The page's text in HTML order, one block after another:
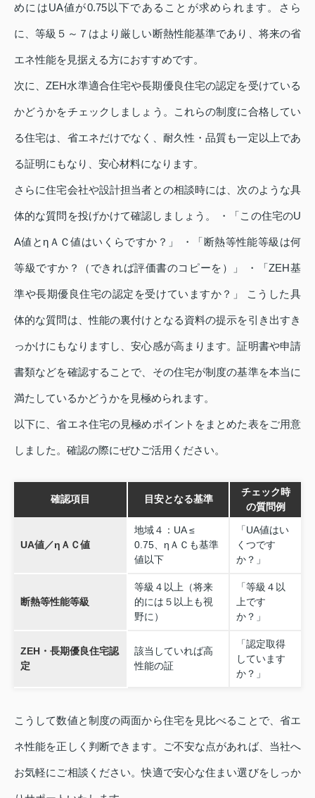
めにはUA値が0.75以下であることが求められます。さら
に、等級５～７はより厳しい断熱性能基準であり、将来の省
エネ性能を見据える方におすすめです。
次に、ZEH水準適合住宅や長期優良住宅の認定を受けている
かどうかをチェックしましょう。これらの制度に合格してい
る住宅は、省エネだけでなく、耐久性・品質も一定以上であ
る証明にもなり、安心材料になります。
さらに住宅会社や設計担当者との相談時には、次のような具
体的な質問を投げかけて確認しましょう。 ・「この住宅のU
A値とηＡＣ値はいくらですか？」 ・「断熱等性能等級は何
等級ですか？（できれば評価書のコピーを）」 ・「ZEH基
準や長期優良住宅の認定を受けていますか？」 こうした具
体的な質問は、性能の裏付けとなる資料の提示を引き出すき
っかけにもなりますし、安心感が高まります。証明書や申請
書類などを確認することで、その住宅が制度の基準を本当に
満たしているかどうかを見極められます。
以下に、省エネ住宅の見極めポイントをまとめた表をご用意
しました。確認の際にぜひご活用ください。
確認項目 目安となる基準
チェック時
の質問例
UA値／ηＡＣ値
地域４：UA ≤
0.75、ηＡＣも基準
値以下
「UA値はい
くつです
か？」
断熱等性能等級
等級４以上（将来
的には５以上も視
野に）
「等級４以
上です
か？」
ZEH・長期優良住宅認
定
該当していれば高
性能の証
「認定取得
しています
か？」
こうして数値と制度の両面から住宅を見比べることで、省エ
ネ性能を正しく判断できます。ご不安な点があれば、当社へ
お気軽にご相談ください。快適で安心な住まい選びをしっか